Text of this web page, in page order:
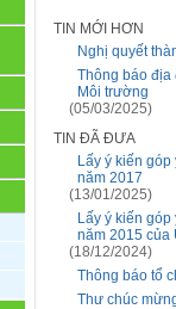
TIN MỚI HƠN
Nghị quyết
Thông báo địa
Môi trường
(05/03/2025)
TIN ĐÃ ĐƯA
Lấy ý kiến
năm 2017
(13/01/2025)
Lấy ý kiến
năm 2015 của
(18/12/2024)
Thông báo tổ
Thư chúc